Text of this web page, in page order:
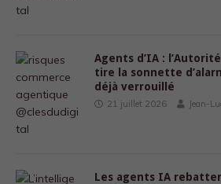
Agents d’IA :
tire la sonnette
déjà verrouillé
21 juillet 2026 Jean-
Les agents IA